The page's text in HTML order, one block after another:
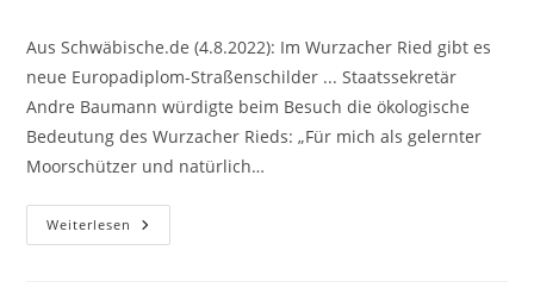
Aus Schwäbische.de (4.8.2022): Im Wurzacher Ried gibt es
neue Europadiplom-Straßenschilder ... Staatssekretär
Andre Baumann würdigte beim Besuch die ökologische
Bedeutung des Wurzacher Rieds: „Für mich als gelernter
Moorschützer und natürlich…
Weiterlesen Staatssekretär
Andre